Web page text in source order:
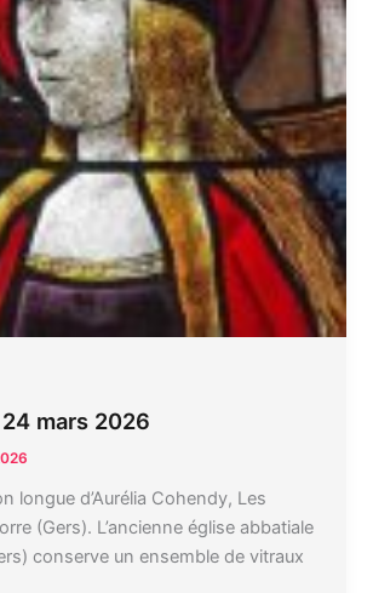
mars 2026
longue d’Aurélia Cohendy, Les
(Gers). L’ancienne église abbatiale
conserve un ensemble de vitraux